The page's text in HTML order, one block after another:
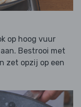
op hoog vuur
Bestrooi met
zet opzij op een